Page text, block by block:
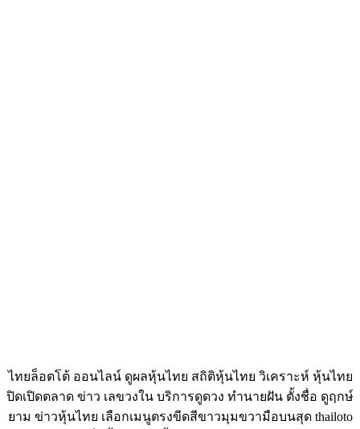
ไทยล็อตโต้ ออนไลน์ ดูผลหุ้นไทย สถิติหุ้นไทย วิเคราะห์ หุ้นไทย
ปิดเปิดตลาด ข่าว เลขวงใน บริการดูดวง ทำนายฝัน ตั้งชื่อ ดูฤกษ์
ยาม ข่าวหุ้นไทย เลือกเมนูตรงขีดสีขาวมุมขวามือบนสุด thailoto